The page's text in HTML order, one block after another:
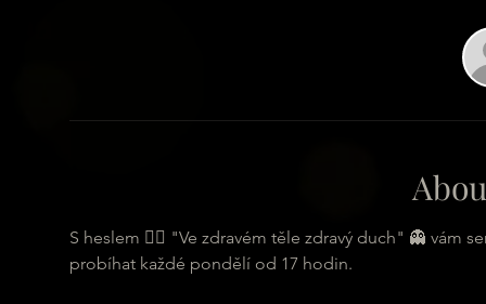
S heslem 🏋️‍♂️ "Ve zdravém těle zdravý duch" 👻 vám
probíhat každé pondělí od 17 hodin.